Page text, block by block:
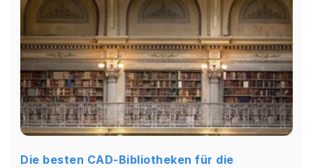
Die besten CAD-Bibliotheken für die